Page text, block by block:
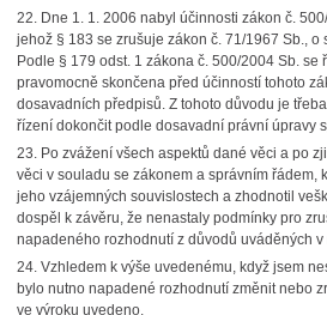
22. Dne 1. 1. 2006 nabyl účinnosti zákon č.
jehož § 183 se zrušuje zákon č. 71/1967 Sb.,
Podle § 179 odst. 1 zákona č. 500/2004 Sb. se
pravomocně skončena před účinností tohoto
dosavadních předpisů. Z tohoto důvodu je
řízení dokončit podle dosavadní právní úpravy
23. Po zvážení všech aspektů dané věci a po
věci v souladu se zákonem a správním řádem,
jeho vzájemných souvislostech a zhodnotil
dospěl k závěru, že nenastaly podmínky pro
napadeného rozhodnutí z důvodů uváděných v
24. Vzhledem k výše uvedenému, když jsem
bylo nutno napadené rozhodnutí změnit nebo
ve výroku uvedeno.